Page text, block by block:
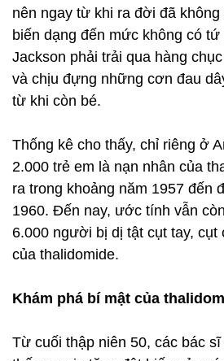
nên ngay từ khi ra đời đã
biến dạng đến mức không có tứ
Jackson phải trải qua hàng
và chịu đựng những cơn đau
từ khi còn bé.
Thống kê cho thấy, chỉ riêng ở
2.000 trẻ em là nạn nhân của
ra trong khoảng năm 1957 đến
1960. Đến nay, ước tính vẫn
6.000 người bị dị tật cụt tay,
của thalidomide.
Khám phá bí mật của
Từ cuối thập niên 50, các bác